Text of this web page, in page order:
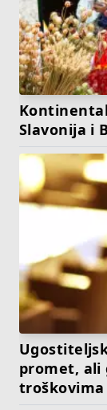
Slavonija i
promet, ali
troškovima